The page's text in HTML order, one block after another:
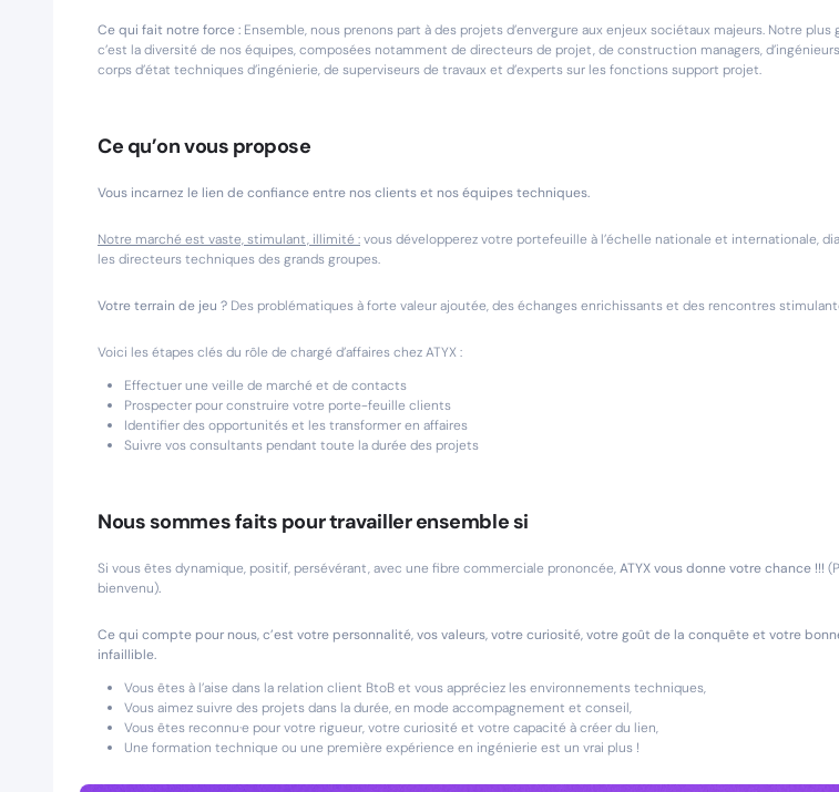
Ce qui fait notre force : Ensemble, nous prenons part à des projets d’envergure aux enjeux sociétaux majeurs. Notre plus
c’est la diversité de nos équipes, composées notamment de directeurs de projet, de construction managers,
corps d’état techniques d’ingénierie, de superviseurs de travaux et d’experts sur les fonctions support projet.
Ce qu’on vous propose
Vous incarnez le lien de confiance entre nos clients et nos équipes techniques.
Notre marché est vaste, stimulant, illimité :vous développerez votre portefeuille à l’échelle nationale et internationale,
les directeurs techniques des grands groupes.
Votre terrain de jeu ? Des problématiques à forte valeur ajoutée, des échanges enrichissants et des rencontres
Voici les étapes clés du rôle de chargé d’affaires chez ATYX :
Effectuer une veille de marché et de contacts
Prospecter pour construire votre porte-feuille clients
Identifier des opportunités et les transformer en affaires
Suivre vos consultants pendant toute la durée des projets
Nous sommes faits pour travailler ensemble si
Si vous êtes dynamique, positif, persévérant, avec une fibre commerciale prononcée,ATYX vous donne votre chance !!!
bienvenu).
Ce qui compte pour nous, c’est votre personnalité, vos valeurs, votre curiosité, votre goût de la conquête et votre
infaillible.
Vous êtes à l’aise dans la relation client BtoB et vous appréciez les environnements techniques,
Vous aimez suivre des projets dans la durée, en mode accompagnement et conseil,
Vous êtes reconnu·e pour votre rigueur, votre curiosité et votre capacité à créer du lien,
Une formation technique ou une première expérience en ingénierie est un vrai plus !